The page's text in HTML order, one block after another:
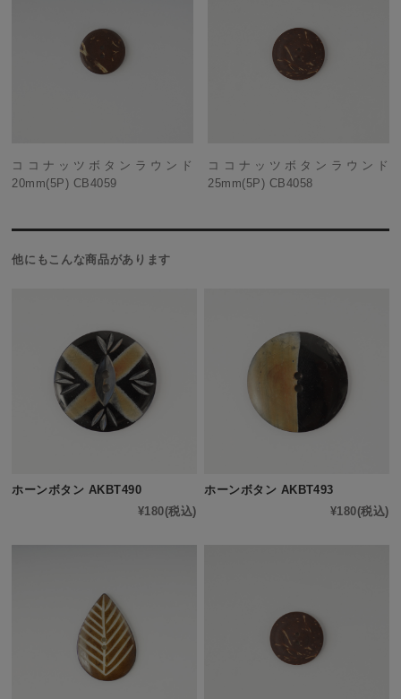
ココナッツボタンラウンド
20mm(5P) CB4059
ココナッツボタンラウンド
25mm(5P) CB4058
他にもこんな商品があります
ホーンボタン AKBT490
¥180(税込)
ホーンボタン AKBT493
¥180(税込)